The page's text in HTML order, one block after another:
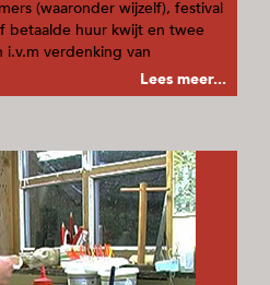
(waaronder wijzelf), festival
betaalde huur kwijt en twee
verdenking van
Lees meer...